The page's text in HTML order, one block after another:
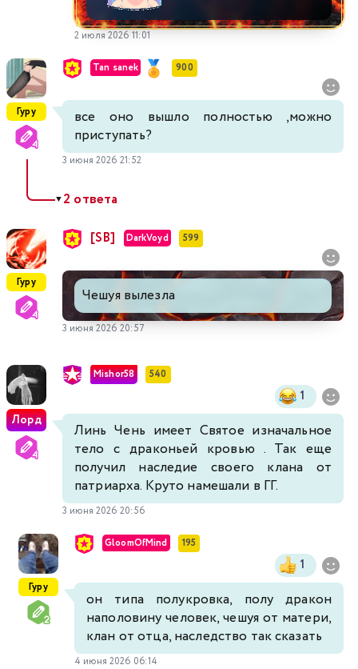
2 июля 2026 11:01
Гуру
Tan sanek 900
все оно вышло полностью ,можно
приступать?
3 июня 2026 21:52
▼2 ответа
Гуру
[SB] DarkVoyd 599
Чешуя вылезла
3 июня 2026 20:57
Лорд
Mishor58 540
1
Линь Чень имеет Святое изначальное
тело с драконьей кровью . Так еще
получил наследие своего клана от
патриарха. Круто намешали в ГГ.
3 июня 2026 20:56
Гуру
GloomOfMind 195
1
он типа полукровка, полу дракон
наполовину человек, чешуя от матери,
клан от отца, наследство так сказать
4 июня 2026 06:14